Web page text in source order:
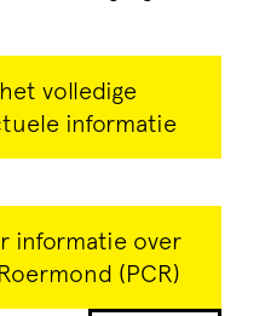
volledige
informatie
informatie over
(PCR)